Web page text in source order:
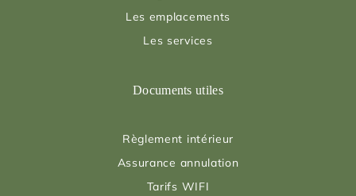
Les emplacements
Les services
Documents utiles
Règlement intérieur
Assurance annulation
Tarifs WIFI